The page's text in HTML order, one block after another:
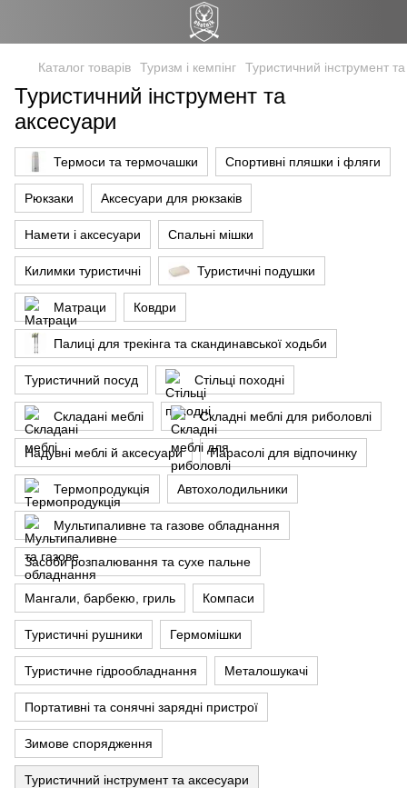
Каталог товарів Туризм і кемпінг Туристичний інструмент
Туристичний інструмент та
аксесуари
Термоси та термочашки Спортивні пляшки і фляги
Рюкзаки Аксесуари для рюкзаків
Намети і аксесуари Спальні мішки
Килимки туристичні Туристичні подушки
Матраци Ковдри
Палиці для трекінга та скандинавської ходьби
Туристичний посуд Стільці походні
Складані меблі Складні меблі для риболовлі
Надувні меблі й аксесуари Парасолі для відпочинку
Термопродукція Автохолодильники
Мультипаливне та газове обладнання
Засоби розпалювання та сухе пальне
Мангали, барбекю, гриль Компаси
Туристичні рушники Гермомішки
Туристичне гідрообладнання Металошукачі
Портативні та сонячні зарядні пристрої
Зимове спорядження
Туристичний інструмент та аксесуари